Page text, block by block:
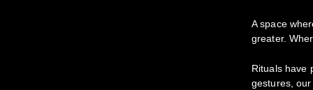
A space
greater.
Rituals have
gestures,